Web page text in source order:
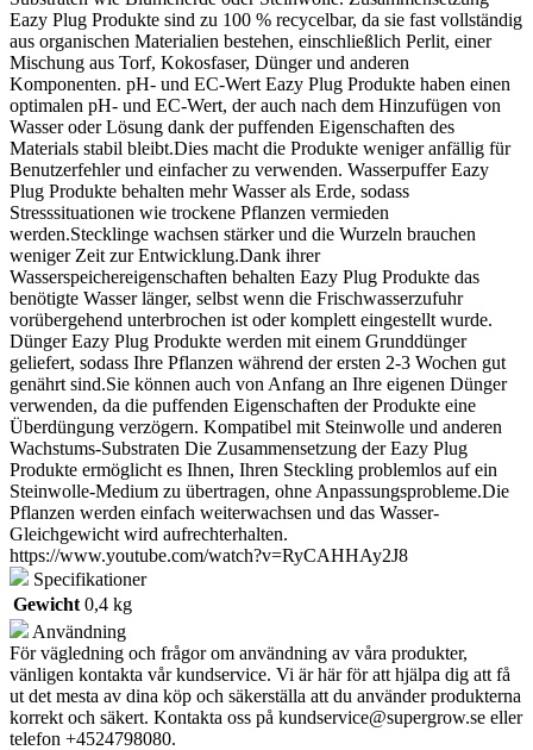
Eazy Plug Produkte sind zu 100 % recycelbar, da sie fast vollständig
aus organischen Materialien bestehen, einschließlich Perlit, einer
Mischung aus Torf, Kokosfaser, Dünger und anderen
Komponenten. pH- und EC-Wert Eazy Plug Produkte haben einen
optimalen pH- und EC-Wert, der auch nach dem Hinzufügen von
Wasser oder Lösung dank der puffenden Eigenschaften des
Materials stabil bleibt.Dies macht die Produkte weniger anfällig für
Benutzerfehler und einfacher zu verwenden. WasserpufferEazy
Plug Produkte behalten mehr Wasser als Erde, sodass
Stresssituationen wie trockene Pflanzen vermieden
werden.Stecklinge wachsen stärker und die Wurzeln brauchen
weniger Zeit zur Entwicklung.Dank ihrer
Wasserspeichereigenschaften behalten Eazy Plug Produkte das
benötigte Wasser länger, selbst wenn die Frischwasserzufuhr
vorübergehend unterbrochen ist oder komplett eingestellt wurde.
DüngerEazy Plug Produkte werden mit einem Grunddünger
geliefert, sodass Ihre Pflanzen während der ersten 2-3 Wochen gut
genährt sind.Sie können auch von Anfang an Ihre eigenen Dünger
verwenden, da die puffenden Eigenschaften der Produkte eine
Überdüngung verzögern. Kompatibel mit Steinwolle und anderen
Wachstums-Substraten Die Zusammensetzung der Eazy Plug
Produkte ermöglicht es Ihnen, Ihren Steckling problemlos auf ein
Steinwolle-Medium zu übertragen, ohne Anpassungsprobleme.Die
Pflanzen werden einfach weiterwachsen und das Wasser-
Gleichgewicht wird aufrechterhalten.
https://www.youtube.com/watch?v=RyCAHHAy2J8
Specifikationer
Gewicht 0,4 kg
Användning
För vägledning och frågor om användning av våra produkter,
vänligen kontakta vår kundservice. Vi är här för att hjälpa dig att få
ut det mesta av dina köp och säkerställa att du använder produkterna
korrekt och säkert. Kontakta oss på kundservice@supergrow.se eller
telefon +4524798080.